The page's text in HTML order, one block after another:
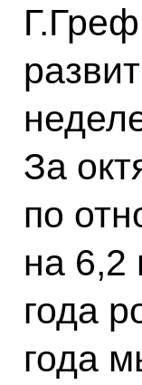
За
по
на 6,2
года
года